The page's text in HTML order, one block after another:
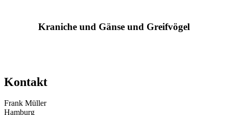
Kraniche und Gänse und Greifvögel
Kontakt
Frank Müller
Hamburg